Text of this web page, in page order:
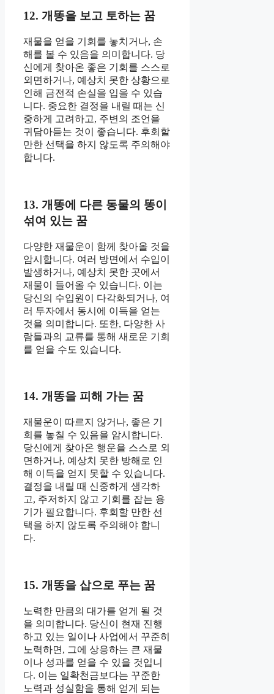
12. 개똥을 보고 토하는 꿈
재물을 얻을 기회를 놓치거나, 손
해를 볼 수 있음을 의미합니다. 당
신에게 찾아온 좋은 기회를 스스로
외면하거나, 예상치 못한 상황으로
인해 금전적 손실을 입을 수 있습
니다. 중요한 결정을 내릴 때는 신
중하게 고려하고, 주변의 조언을
귀담아듣는 것이 좋습니다. 후회할
만한 선택을 하지 않도록 주의해야
합니다.
13. 개똥에 다른 동물의 똥이
섞여 있는 꿈
다양한 재물운이 함께 찾아올 것을
암시합니다. 여러 방면에서 수입이
발생하거나, 예상치 못한 곳에서
재물이 들어올 수 있습니다. 이는
당신의 수입원이 다각화되거나, 여
러 투자에서 동시에 이득을 얻는
것을 의미합니다. 또한, 다양한 사
람들과의 교류를 통해 새로운 기회
를 얻을 수도 있습니다.
14. 개똥을 피해 가는 꿈
재물운이 따르지 않거나, 좋은 기
회를 놓칠 수 있음을 암시합니다.
당신에게 찾아온 행운을 스스로 외
면하거나, 예상치 못한 방해로 인
해 이득을 얻지 못할 수 있습니다.
결정을 내릴 때 신중하게 생각하
고, 주저하지 않고 기회를 잡는 용
기가 필요합니다. 후회할 만한 선
택을 하지 않도록 주의해야 합니
다.
15. 개똥을 삽으로 푸는 꿈
노력한 만큼의 대가를 얻게 될 것
을 의미합니다. 당신이 현재 진행
하고 있는 일이나 사업에서 꾸준히
노력하면, 그에 상응하는 큰 재물
이나 성과를 얻을 수 있을 것입니
다. 이는 일확천금보다는 꾸준한
노력과 성실함을 통해 얻게 되는